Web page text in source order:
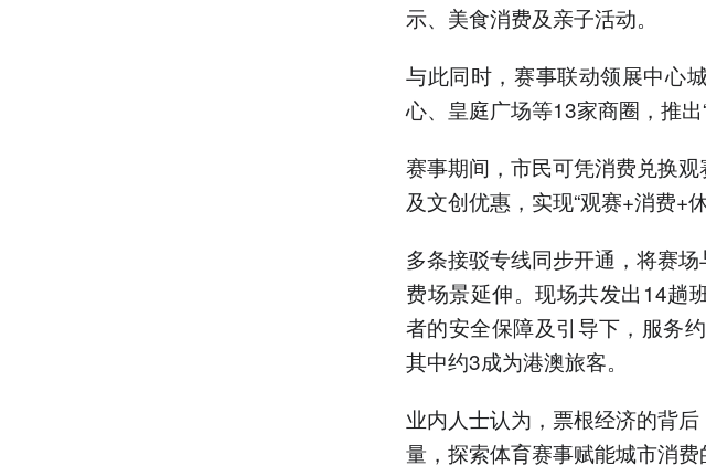
示、美食消费及亲子活动。
与此同时，赛事联动领展中心
心、皇庭广场等13家商圈，推出
赛事期间，市民可凭消费兑换
及文创优惠，实现“观赛+消费+
多条接驳专线同步开通，将赛
费场景延伸。现场共发出14趟
者的安全保障及引导下，服务
其中约3成为港澳旅客。
业内人士认为，票根经济的背
量，探索体育赛事赋能城市消费